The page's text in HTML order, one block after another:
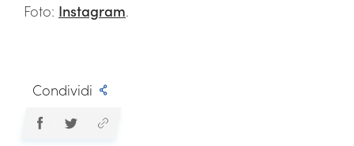
Foto: Instagram.
Condividi